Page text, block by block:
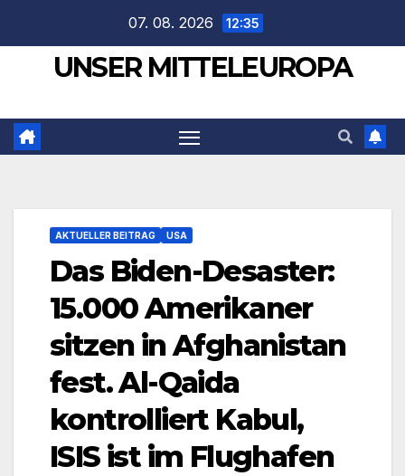
springen
07. 08. 2026 12:35
UNSER MITTELEUROPA
AKTUELLER BEITRAG USA
Das Biden-Desaster:
15.000 Amerikaner
sitzen in Afghanistan
fest. Al-Qaida
kontrolliert Kabul,
ISIS ist im Flughafen